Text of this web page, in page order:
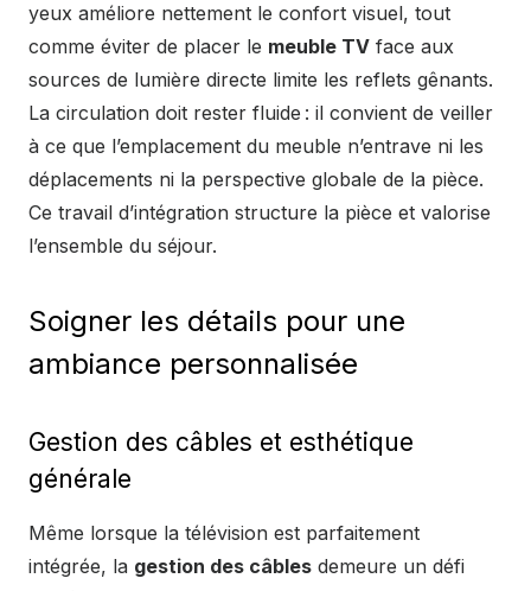
yeux améliore nettement le confort visuel, tout
comme éviter de placer le meuble TV face aux
sources de lumière directe limite les reflets gênants.
La circulation doit rester fluide : il convient de veiller
à ce que l’emplacement du meuble n’entrave ni les
déplacements ni la perspective globale de la pièce.
Ce travail d’intégration structure la pièce et valorise
l’ensemble du séjour.
Soigner les détails pour une
ambiance personnalisée
Gestion des câbles et esthétique
générale
Même lorsque la télévision est parfaitement
intégrée, la gestion des câbles demeure un défi